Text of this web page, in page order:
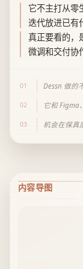
它不主打从零
迭代放进已有
真正要看的，
微调和交付协
01 Dessn 做的
02 它和 Figma
03 机会在保真
内容导图